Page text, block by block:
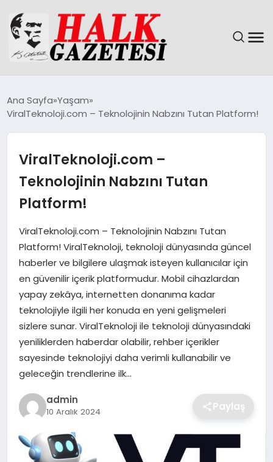
EĞITIM
EKONOMI
SAĞLIK
SIYASET
SPOR
TEKNOLOJI
YAŞAM
Ana Sayfa Yaşam
ViralTeknoloji.com – Teknolojinin Nabzını Tutan Platform!
ViralTeknoloji.com –
Teknolojinin Nabzını Tutan
Platform!
ViralTeknoloji.com – Teknolojinin Nabzını Tutan
Platform! ViralTeknoloji, teknoloji dünyasında güncel
haberler ve bilgilere ulaşmak isteyen kullanıcılar için
en güvenilir içerik platformudur. Mobil cihazlardan
yapay zekâya, internetten donanıma kadar
teknolojiyle ilgili her konuda en yeni gelişmeleri
sizlere sunar. ViralTeknoloji ile teknoloji dünyasındaki
yeniliklerden haberdar olabilir, rehber içerikler
sayesinde teknolojiyi daha verimli kullanabilir ve
geleceğin trendlerine ilk…
admin
10 Aralık 2024 Paylaş